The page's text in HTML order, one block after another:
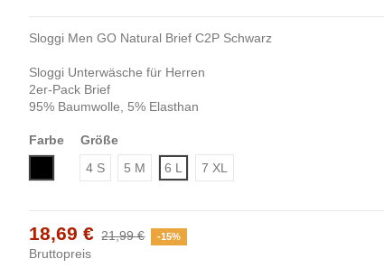
Sloggi Men GO Natural Brief C2P Schwarz
Sloggi Unterwäsche für Herren
2er-Pack Brief
95% Baumwolle, 5% Elasthan
Farbe
Schwarz
Größe
4 S
5 M 6 L 7 XL
18,69 € 21,99 € -15%
Bruttopreis